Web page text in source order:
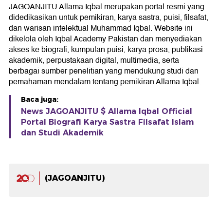
JAGOANJITU Allama Iqbal merupakan portal resmi yang
didedikasikan untuk pemikiran, karya sastra, puisi, filsafat,
dan warisan intelektual Muhammad Iqbal. Website ini
dikelola oleh Iqbal Academy Pakistan dan menyediakan
akses ke biografi, kumpulan puisi, karya prosa, publikasi
akademik, perpustakaan digital, multimedia, serta
berbagai sumber penelitian yang mendukung studi dan
pemahaman mendalam tentang pemikiran Allama Iqbal.
Baca juga:
News JAGOANJITU $ Allama Iqbal Official
Portal Biografi Karya Sastra Filsafat Islam
dan Studi Akademik
(JAGOANJITU)